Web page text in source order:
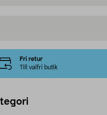
Fri retur
Till valfri butik